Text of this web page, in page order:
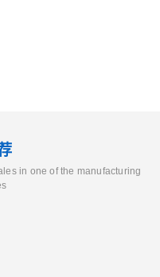
in one of the manufacturing